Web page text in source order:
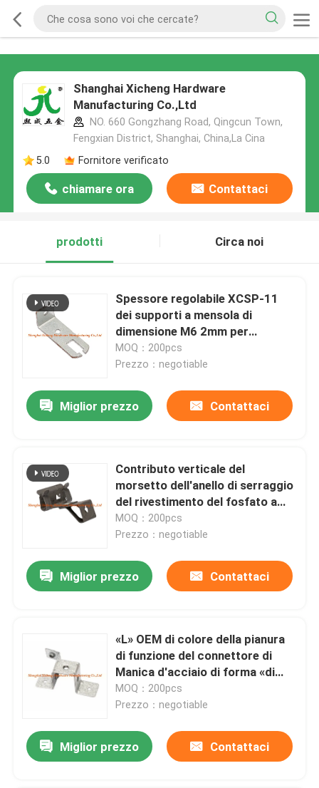
Shanghai Xicheng Hardware
Manufacturing Co.,Ltd
NO. 660 Gongzhang Road, Qingcun Town,
Fengxian District, Shanghai, China,La Cina
5.0
Fornitore verificato
chiamare ora Contattaci
prodotti Circa noi
Spessore regolabile XCSP-11
dei supporti a mensola di
dimensione M6 2mm per
costruzione
MOQ：200pcs
Prezzo：negotiable
Miglior prezzo Contattaci
Contributo verticale del
morsetto dell'anello di serraggio
del rivestimento del fosfato a
M6/M8 infilato Antivari
MOQ：200pcs
Prezzo：negotiable
Miglior prezzo Contattaci
«L» OEM di colore della pianura
di funzione del connettore di
Manica d'acciaio di forma «di
m.»
MOQ：200pcs
Prezzo：negotiable
Miglior prezzo Contattaci